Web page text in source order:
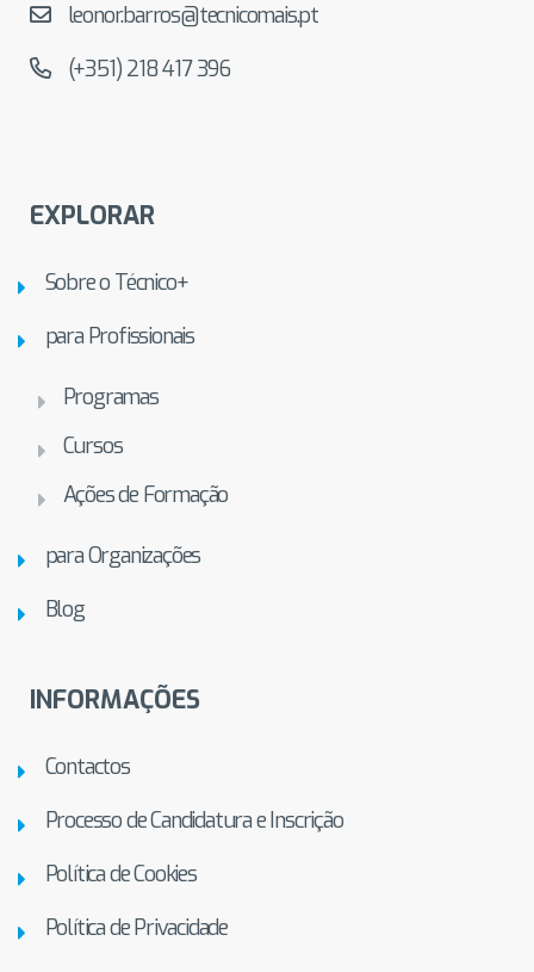
leonor.barros@tecnicomais.pt
(+351) 218 417 396
EXPLORAR
Sobre o Técnico+
para Profissionais
Programas
Cursos
Ações de Formação
para Organizações
Blog
INFORMAÇÕES
Contactos
Processo de Candidatura e Inscrição
Política de Cookies
Política de Privacidade